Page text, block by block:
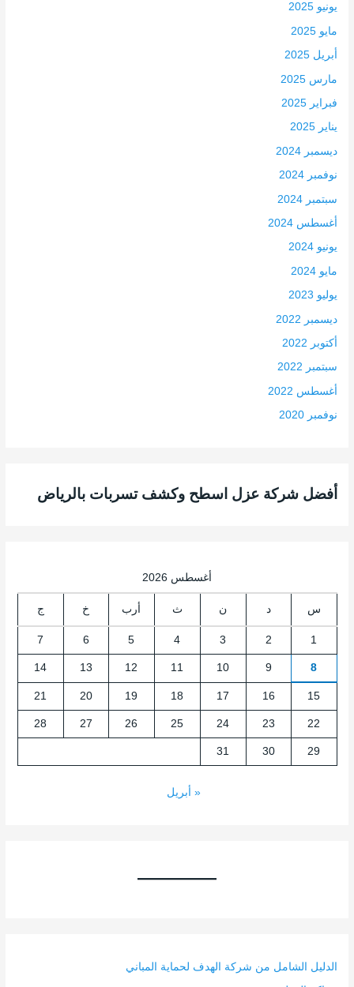
يونيو 2025
مايو 2025
أبريل 2025
مارس 2025
فبراير 2025
يناير 2025
ديسمبر 2024
نوفمبر 2024
سبتمبر 2024
أغسطس 2024
يونيو 2024
مايو 2024
يوليو 2023
ديسمبر 2022
أكتوبر 2022
سبتمبر 2022
أغسطس 2022
نوفمبر 2020
أفضل شركة عزل اسطح وكشف تسربات بالرياض
أغسطس 2026
س د ن ث أرب خ ج
1
2
3
4
5
6
7
8
9
10
11
12
13
14
15
16
17
18
19
20
21
22
23
24
25
26
27
28
29
30
31
« أبريل
الدليل الشامل من شركة الهدف لحماية المباني